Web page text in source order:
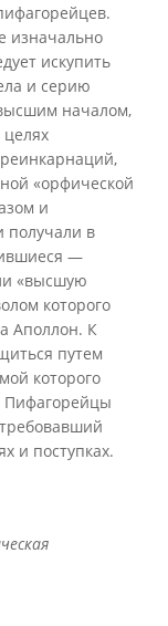
изначально
искупить
и серию
началом,
«орфической
и
получали в
—
«высшую
которого
Аполлон. К
путем
которого
Пифагорейцы
и поступках.